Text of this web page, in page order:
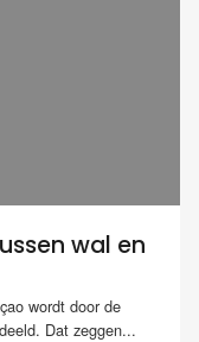
wal en
wordt door de
Dat zeggen...